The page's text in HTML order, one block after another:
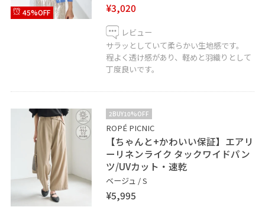
45%OFF ¥3,020
レビュー
サラッとしていて柔らかい生地感です。
程よく透け感があり、軽めと羽織りとして
丁度良いです。
2BUY10%OFF
ROPÉ PICNIC
【ちゃんと+かわいい保証】エアリ
ーリネンライク タックワイドパン
ツ/UVカット・速乾
ベージュ / S
¥5,995